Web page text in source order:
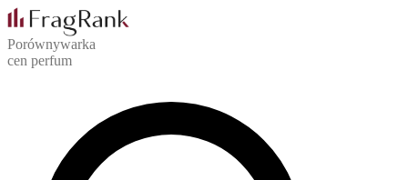
Porównywarka
cen perfum